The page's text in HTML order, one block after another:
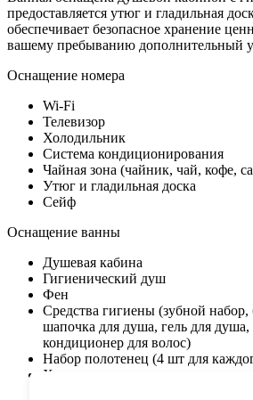
предоставляется утюг и гладильная
обеспечивает безопасное хранение
вашему пребыванию дополнительный
Оснащение номера
Wi-Fi
Телевизор
Холодильник
Система кондиционирования
Чайная зона (чайник, чай, кофе,
Утюг и гладильная доска
Сейф
Оснащение ванны
Душевая кабина
Гигиенический душ
Фен
Средства гигиены (зубной набор,
шапочка для душа, гель для
кондиционер для волос)
Набор полотенец (4 шт для
Халат